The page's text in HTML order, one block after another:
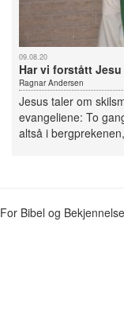
09.08.20
Har vi forstått
Ragnar Andersen
Jesus taler om
evangeliene: To
altså i
For Bibel og Bekjennelse